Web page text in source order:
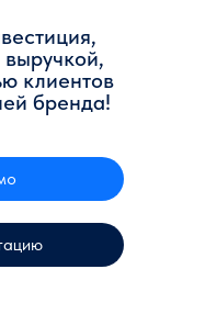
выручкой,
клиентов
бренда!